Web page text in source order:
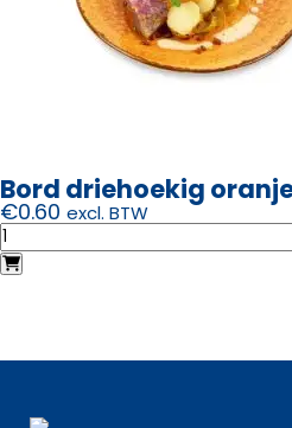
Bord driehoekig
€0.60 excl. BTW